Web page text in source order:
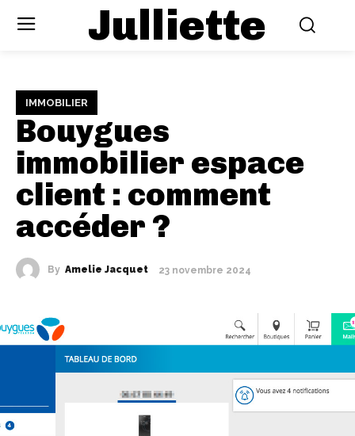
Julliette
IMMOBILIER
Bouygues
immobilier espace
client : comment
accéder ?
By Amelie Jacquet 23 novembre 2024